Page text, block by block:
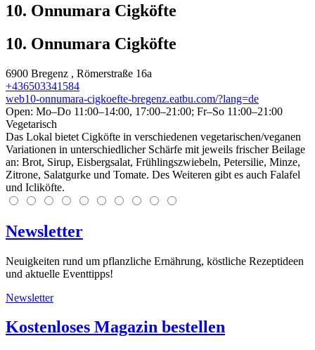
10. Onnumara Cigköfte
10. Onnumara Cigköfte
6900 Bregenz , Römerstraße 16a
+436503341584
web10-onnumara-cigkoefte-bregenz.eatbu.com/?lang=de
Open: Mo–Do 11:00–14:00, 17:00–21:00; Fr–So 11:00–21:00
Vegetarisch
Das Lokal bietet Cigköfte in verschiedenen vegetarischen/veganen
Variationen in unterschiedlicher Schärfe mit jeweils frischer Beilage
an: Brot, Sirup, Eisbergsalat, Frühlingszwiebeln, Petersilie, Minze,
Zitrone, Salatgurke und Tomate. Des Weiteren gibt es auch Falafel
und Icliköfte.
Newsletter
Neuigkeiten rund um pflanzliche Ernährung, köstliche Rezeptideen
und aktuelle Eventtipps!
Newsletter
Kostenloses Magazin bestellen